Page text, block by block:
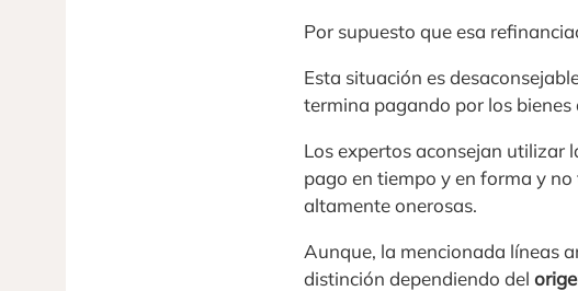
Por supuesto que esa
Esta situación es
termina pagando por los
Los expertos aconsejan utilizar
pago en tiempo y en forma y
altamente onerosas.
Aunque, la mencionada líneas
distinción dependiendo del